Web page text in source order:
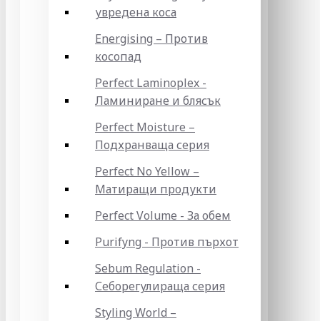
увредена коса
Energising – Против
косопад
Perfect Laminoplex -
Ламиниране и блясък
Perfect Moisture –
Подхранваща серия
Perfect No Yellow –
Матиращи продукти
Perfect Volume - За обем
Purifyng - Против пърхот
Sebum Regulation -
Себорегулираща серия
Styling World –